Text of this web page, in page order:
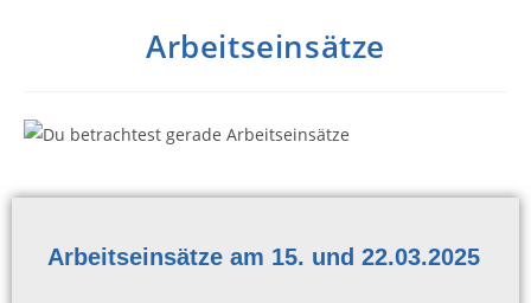
Arbeitseinsätze
Arbeitseinsätze am 15. und 22.03.2025